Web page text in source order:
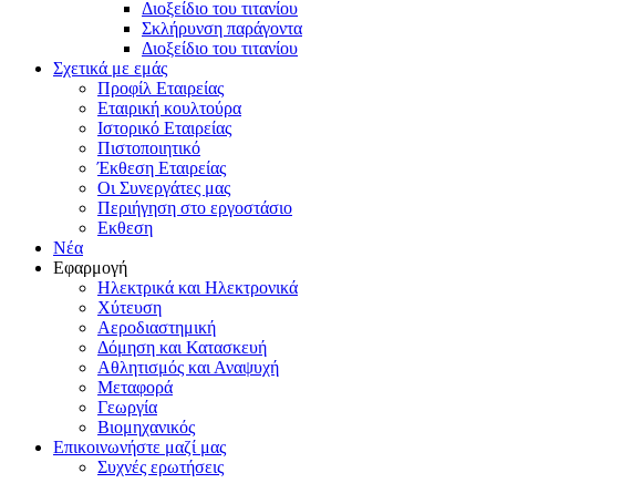
Διοξείδιο του τιτανίου
Σκλήρυνση παράγοντα
Διοξείδιο του τιτανίου
Σχετικά με εμάς
Προφίλ Εταιρείας
Εταιρική κουλτούρα
Ιστορικό Εταιρείας
Πιστοποιητικό
Έκθεση Εταιρείας
Οι Συνεργάτες μας
Περιήγηση στο εργοστάσιο
Εκθεση
Νέα
Εφαρμογή
Ηλεκτρικά και Ηλεκτρονικά
Χύτευση
Αεροδιαστημική
Δόμηση και Κατασκευή
Αθλητισμός και Αναψυχή
Μεταφορά
Γεωργία
Βιομηχανικός
Επικοινωνήστε μαζί μας
Συχνές ερωτήσεις